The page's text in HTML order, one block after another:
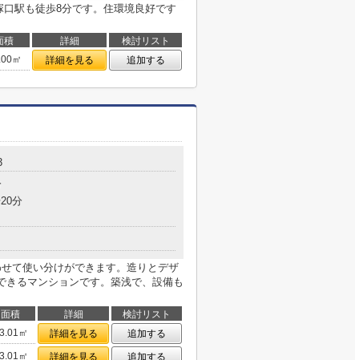
駅も徒歩8分です。住環境良好です
積 詳細
検討リスト
㎡ 詳細を見る 追加する
分
て使い分けができます。造りとデザ
るマンションです。築浅で、設備も
面積 詳細
検討リスト
㎡ 詳細を見る
追加する
㎡ 詳細を見る 追加する